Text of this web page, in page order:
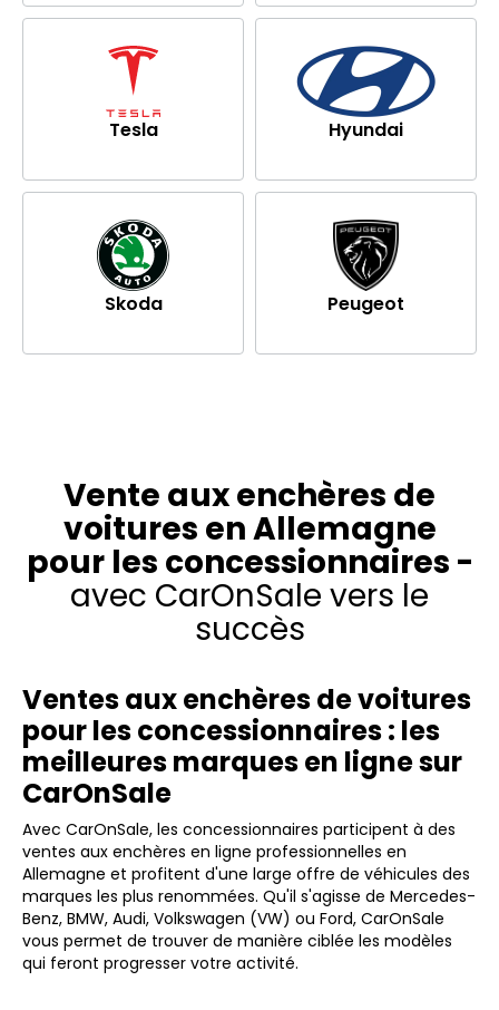
Tesla Hyundai
Skoda Peugeot
Vente aux enchères de
voitures en Allemagne
pour les concessionnaires -
avec CarOnSale vers le
succès
Ventes aux enchères de voitures
pour les concessionnaires : les
meilleures marques en ligne sur
CarOnSale
Avec CarOnSale, les concessionnaires participent à des
ventes aux enchères en ligne professionnelles en
Allemagne et profitent d'une large offre de véhicules des
marques les plus renommées. Qu'il s'agisse de Mercedes-
Benz, BMW, Audi, Volkswagen (VW) ou Ford, CarOnSale
vous permet de trouver de manière ciblée les modèles
qui feront progresser votre activité.